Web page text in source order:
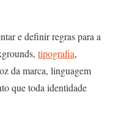
e definir regras para a
tipografia,
da marca, linguagem
que toda identidade